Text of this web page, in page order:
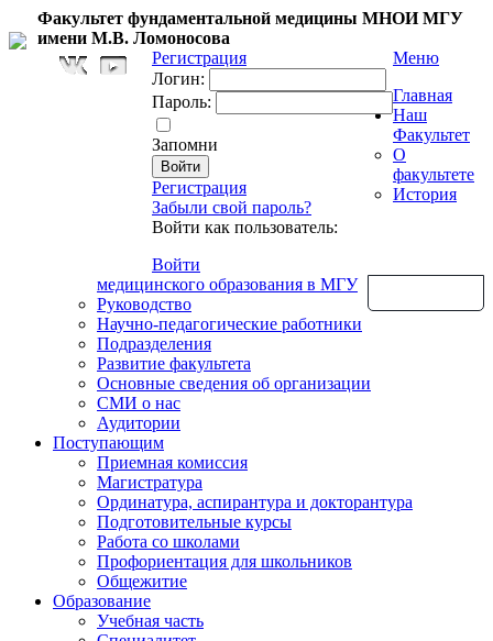
Факультет фундаментальной медицины МНОИ МГУ
имени М.В. Ломоносова
Регистрация
Логин:
Пароль:
Запомни
Регистрация
Забыли свой пароль?
Войти как пользователь:
Войти
Меню
Главная
Наш
Факультет
О
факультете
История
медицинского образования в МГУ
Руководство
Научно-педагогические работники
Подразделения
Развитие факультета
Основные сведения об организации
СМИ о нас
Аудитории
Поступающим
Приемная комиссия
Магистратура
Ординатура, аспирантура и докторантура
Подготовительные курсы
Работа со школами
Профориентация для школьников
Общежитие
Образование
Учебная часть